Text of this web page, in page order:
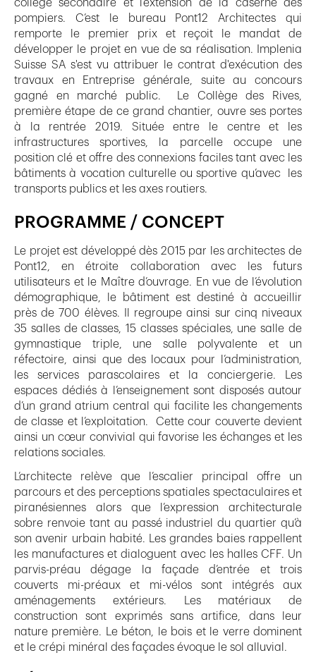
collège secondaire et l’extension de la caserne des
pompiers. C’est le bureau Pont12 Architectes qui
remporte le premier prix et reçoit le mandat de
développer le projet en vue de sa réalisation. Implenia
Suisse SA s'est vu attribuer le contrat d'exécution des
travaux en Entreprise générale, suite au concours
gagné en marché public. Le Collège des Rives,
première étape de ce grand chantier, ouvre ses portes
à la rentrée 2019. Située entre le centre et les
infrastructures sportives, la parcelle occupe une
position clé et offre des connexions faciles tant avec les
bâtiments à vocation culturelle ou sportive qu’avec les
transports publics et les axes routiers.
PROGRAMME / CONCEPT
Le projet est développé dès 2015 par les architectes de
Pont12, en étroite collaboration avec les futurs
utilisateurs et le Maître d’ouvrage. En vue de l’évolution
démographique, le bâtiment est destiné à accueillir
près de 700 élèves. Il regroupe ainsi sur cinq niveaux
35 salles de classes, 15 classes spéciales, une salle de
gymnastique triple, une salle polyvalente et un
réfectoire, ainsi que des locaux pour l’administration,
les services parascolaires et la conciergerie. Les
espaces dédiés à l’enseignement sont disposés autour
d’un grand atrium central qui facilite les changements
de classe et l’exploitation. Cette cour couverte devient
ainsi un cœur convivial qui favorise les échanges et les
relations sociales.
L’architecte relève que l’escalier principal offre un
parcours et des perceptions spatiales spectaculaires et
piranésiennes alors que l’expression architecturale
sobre renvoie tant au passé industriel du quartier qu’à
son avenir urbain habité. Les grandes baies rappellent
les manufactures et dialoguent avec les halles CFF. Un
parvis-préau dégage la façade d’entrée et trois
couverts mi-préaux et mi-vélos sont intégrés aux
aménagements extérieurs. Les matériaux de
construction sont exprimés sans artifice, dans leur
nature première. Le béton, le bois et le verre dominent
et le crépi minéral des façades évoque le sol alluvial.